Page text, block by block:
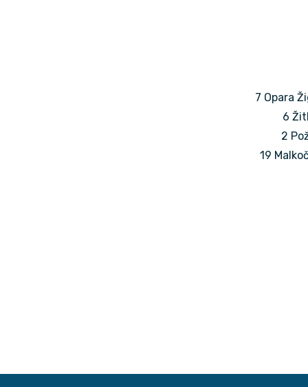
7 Opara
6
2
19